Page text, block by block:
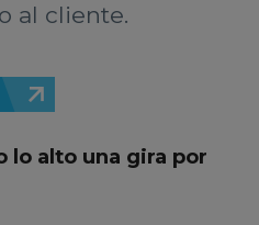
al cliente.
lo alto una gira por